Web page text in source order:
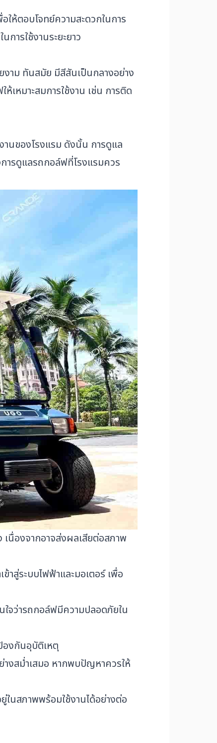
ให้ตอบโจทย์ความสะดวกในการ
ารใช้งานระยะยาว
งาม ทันสมัย มีสีสันเป็นกลางอย่าง
หมาะสมการใช้งาน เช่น การติด
นของโรงแรม ดังนั้น การดูแล
ารดูแลรถกอล์ฟที่โรงแรมควร
นื่องจากอาจส่งผลเสียต่อสภาพ
าสู่ระบบไฟฟ้าและมอเตอร์ เพื่อ
ใจว่ารถกอล์ฟมีความปลอดภัยใน
องกันอุบัติเหตุ
งสม่ำเสมอ หากพบปัญหาควรให้
ในสภาพพร้อมใช้งานได้อย่างต่อ